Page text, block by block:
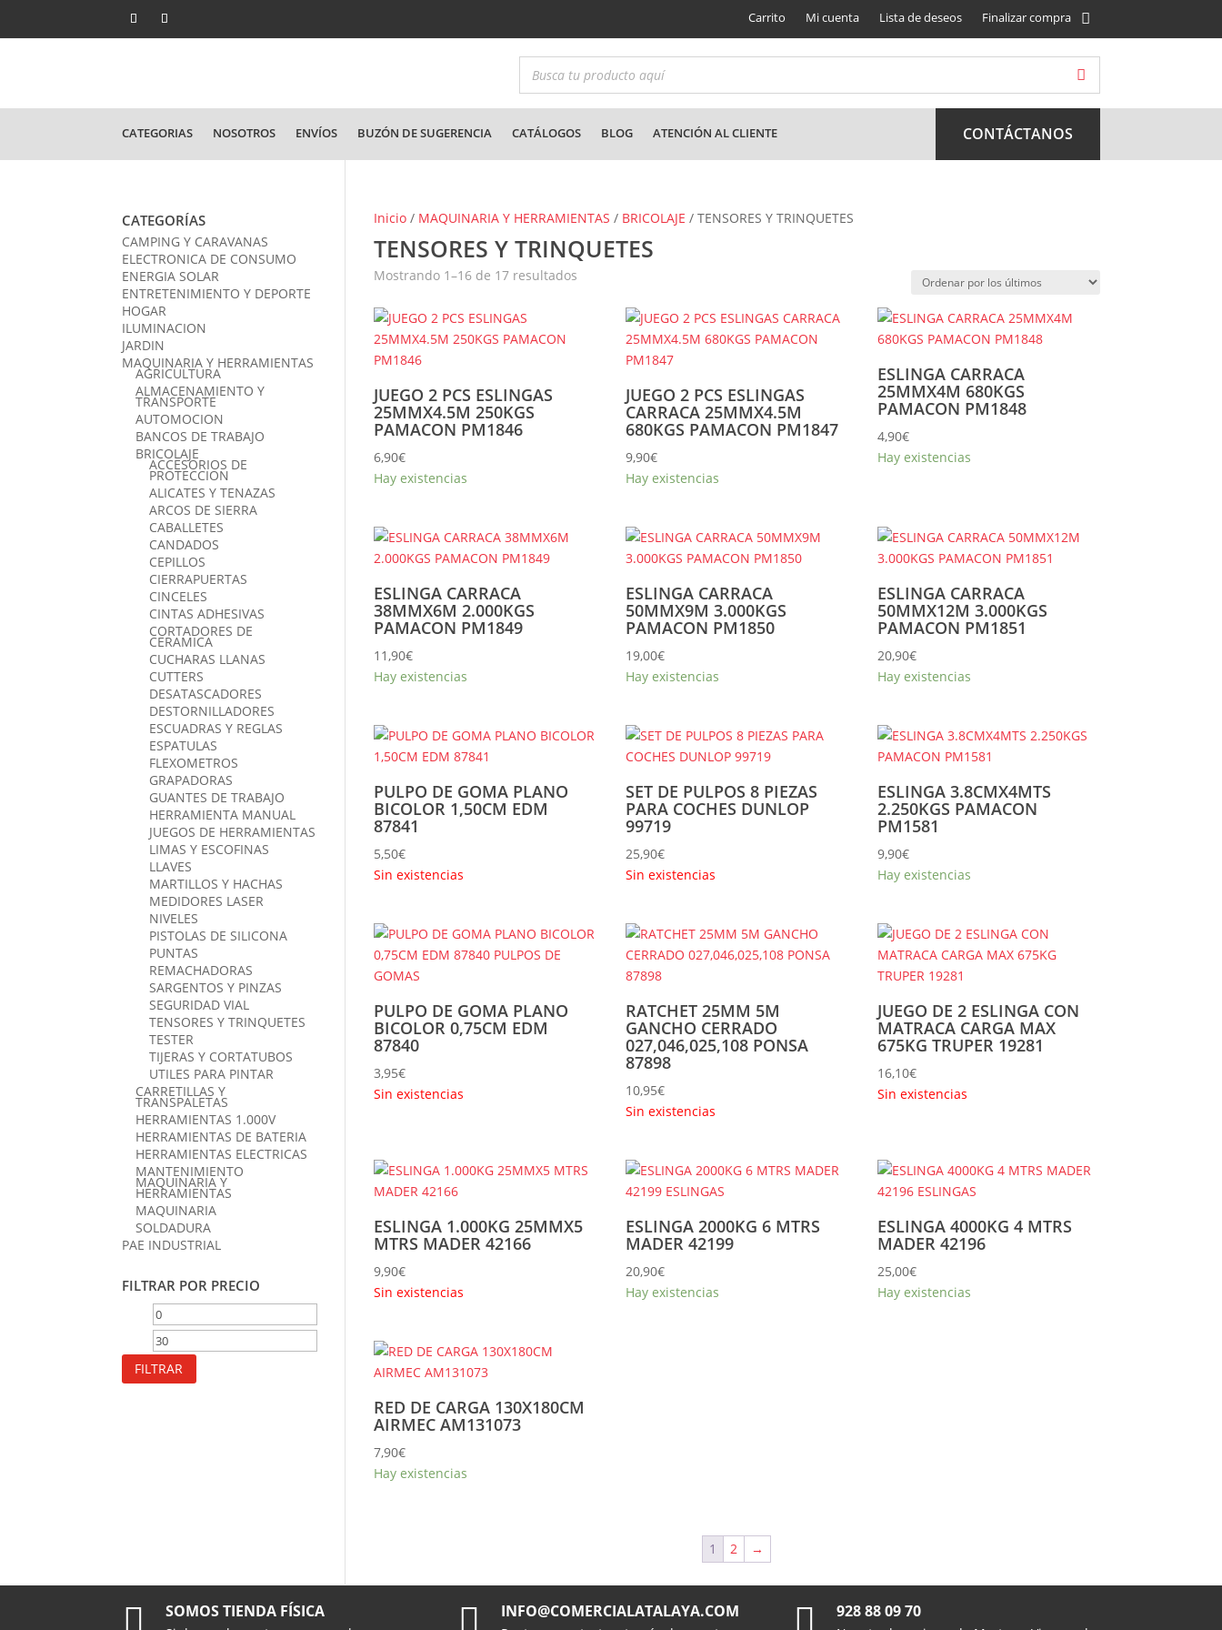
Carrito Mi cuenta Lista de deseos Finalizar compra
CATEGORIAS NOSOTROS ENVÍOS BUZÓN DE SUGERENCIA CATÁLOGOS BLOG ATENCIÓN AL CLIENTE CONTÁCTANOS
Inicio / MAQUINARIA Y HERRAMIENTAS / BRICOLAJE / TENSORES Y TRINQUETES
TENSORES Y TRINQUETES
Mostrando 1–16 de 17 resultados
JUEGO 2 PCS ESLINGAS
25MMX4.5M 250KGS
PAMACON PM1846
6,90€
Hay existencias
JUEGO 2 PCS ESLINGAS
CARRACA 25MMX4.5M
680KGS PAMACON PM1847
9,90€
Hay existencias
ESLINGA CARRACA
25MMX4M 680KGS
PAMACON PM1848
4,90€
Hay existencias
ESLINGA CARRACA
38MMX6M 2.000KGS
PAMACON PM1849
11,90€
Hay existencias
ESLINGA CARRACA
50MMX9M 3.000KGS
PAMACON PM1850
19,00€
Hay existencias
ESLINGA CARRACA
50MMX12M 3.000KGS
PAMACON PM1851
20,90€
Hay existencias
PULPO DE GOMA PLANO
BICOLOR 1,50CM EDM
87841
5,50€
Sin existencias
SET DE PULPOS 8 PIEZAS
PARA COCHES DUNLOP
99719
25,90€
Sin existencias
ESLINGA 3.8CMX4MTS
2.250KGS PAMACON
PM1581
9,90€
Hay existencias
PULPO DE GOMA PLANO
BICOLOR 0,75CM EDM
87840
3,95€
Sin existencias
RATCHET 25MM 5M
GANCHO CERRADO
027,046,025,108 PONSA
87898
10,95€
Sin existencias
JUEGO DE 2 ESLINGA CON
MATRACA CARGA MAX
675KG TRUPER 19281
16,10€
Sin existencias
ESLINGA 1.000KG 25MMX5
MTRS MADER 42166
9,90€
Sin existencias
ESLINGA 2000KG 6 MTRS
MADER 42199
20,90€
Hay existencias
ESLINGA 4000KG 4 MTRS
MADER 42196
25,00€
Hay existencias
RED DE CARGA 130X180CM
AIRMEC AM131073
7,90€
Hay existencias
1 2 →
CATEGORÍAS
CAMPING Y CARAVANAS
ELECTRONICA DE CONSUMO
ENERGIA SOLAR
ENTRETENIMIENTO Y DEPORTE
HOGAR
ILUMINACION
JARDIN
MAQUINARIA Y HERRAMIENTAS
AGRICULTURA
ALMACENAMIENTO Y
TRANSPORTE
AUTOMOCION
BANCOS DE TRABAJO
BRICOLAJE
ACCESORIOS DE
PROTECCION
ALICATES Y TENAZAS
ARCOS DE SIERRA
CABALLETES
CANDADOS
CEPILLOS
CIERRAPUERTAS
CINCELES
CINTAS ADHESIVAS
CORTADORES DE
CERAMICA
CUCHARAS LLANAS
CUTTERS
DESATASCADORES
DESTORNILLADORES
ESCUADRAS Y REGLAS
ESPATULAS
FLEXOMETROS
GRAPADORAS
GUANTES DE TRABAJO
HERRAMIENTA MANUAL
JUEGOS DE HERRAMIENTAS
LIMAS Y ESCOFINAS
LLAVES
MARTILLOS Y HACHAS
MEDIDORES LASER
NIVELES
PISTOLAS DE SILICONA
PUNTAS
REMACHADORAS
SARGENTOS Y PINZAS
SEGURIDAD VIAL
TENSORES Y TRINQUETES
TESTER
TIJERAS Y CORTATUBOS
UTILES PARA PINTAR
CARRETILLAS Y
TRANSPALETAS
HERRAMIENTAS 1.000V
HERRAMIENTAS DE BATERIA
HERRAMIENTAS ELECTRICAS
MANTENIMIENTO
MAQUINARIA Y
HERRAMIENTAS
MAQUINARIA
SOLDADURA
PAE INDUSTRIAL
FILTRAR POR PRECIO
Precio
mínimo
FILTRAR
 SOMOS TIENDA FÍSICA  INFO@COMERCIALATALAYA.COM  928 88 09 70